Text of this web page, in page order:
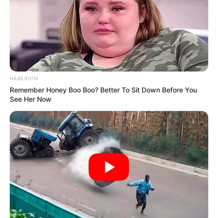
num processo seletivo.
-ad3
O contrato que atravessou fronteiras — sem sair do
Piauí
Jhonata Lima Silva, 18 anos, estudante da 3ª série do Centro
Estadual de Tempo Integral Modestina Bezerra, em Teresina,
assinou em janeiro de 2026 um contrato de dois anos com a
Kodland,
empresa russa de ensino de Tecnologia
. Ele atua
como instrutor para turmas de jovens brasileiros.
A oportunidade de trabalhar na Kodland, multinacional com sede
HABERION
Remember Honey Boo Boo? Better To Sit Down Before You
See Her Now